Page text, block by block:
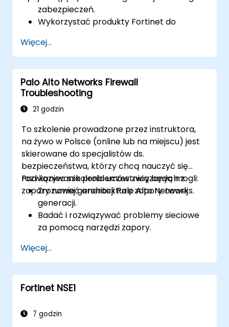
zabezpieczeń.
Wykorzystać produkty Fortinet do
zagrożeń i ataków cybernetycznych.
Zrozumieć możliwości integracji i
automatyzacji rozwiązań Fortinet w
zapewnianiu skoordynowanej reakcji na
incydenty cybernetyczne.
Więcej...
Palo Alto Networks Firewall
Troubleshooting
21 godzin
To szkolenie prowadzone przez instruktora,
na żywo w Polsce (online lub na miejscu) jest
skierowane do specjalistów ds.
bezpieczeństwa, którzy chcą nauczyć się
rozwiązywania problemów związanych z
zapory nowej generacji Palo Alto Networks.
Pod koniec szkolenia uczestnicy będą mogli:
Zrozumieć architekturę zapory nowej
generacji.
Badać i rozwiązywać problemy sieciowe
za pomocą narzędzi zapory.
rozwiązania rzeczywistych scenariuszy.
Więcej...
Fortinet NSE1
7 godzin